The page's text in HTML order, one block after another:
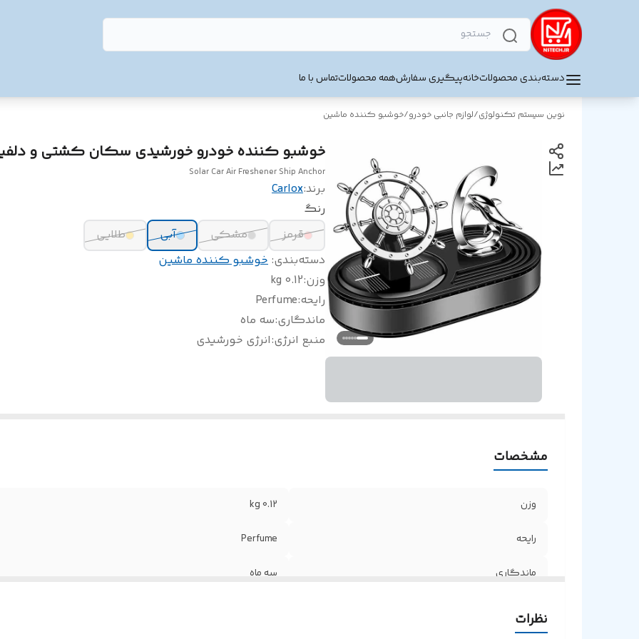
دسته‌بندی محصولاتخانهپیگیری سفارشهمه محصولاتتماس با ما
نوین سیستم تکنولوژی/لوازم جانبی خودرو/خوشبو کننده ماشین
خوشبو کننده خودرو خورشیدی سکان کشتی و
Solar Car Air Freshener Ship Anchor
برند:Carlox
رنگ
قرمز
مشکی آبی
طلایی
دسته‌بندی: خوشبو کننده ماشین
وزن:
0.12 kg
رایحه:
Perfume
ماندگاری:سه ماه
منبع انرژی:انرژی خورشیدی
مشخصات
وزن 0.12 kg
رایحه Perfume
ماندگاری سه ماه
نظرات